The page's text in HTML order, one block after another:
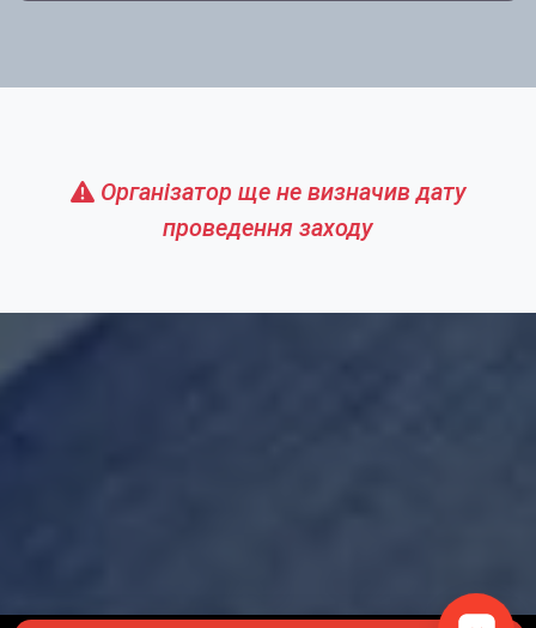
Організатор ще не визначив дату
проведення заходу